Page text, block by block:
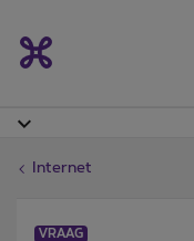
Internet
VRAAG